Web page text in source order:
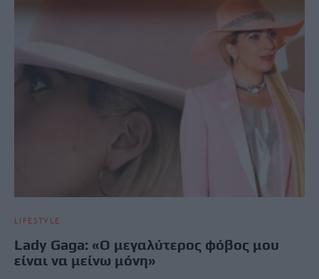
LIFESTYLE
Lady Gaga: «Ο μεγαλύτερος φόβος μου
είναι να μείνω μόνη»